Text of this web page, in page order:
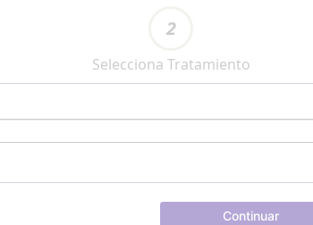
2
Selecciona Tratamiento
Continuar